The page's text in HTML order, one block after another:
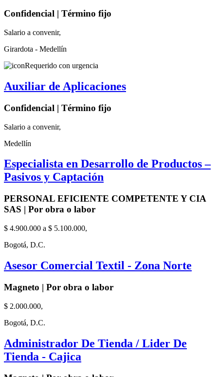
Confidencial | Término fijo
Salario a convenir,
Girardota - Medellín
Requerido con urgencia
Auxiliar de Aplicaciones
Confidencial | Término fijo
Salario a convenir,
Medellín
Especialista en Desarrollo de Productos –
Pasivos y Captación
PERSONAL EFICIENTE COMPETENTE Y CIA
SAS | Por obra o labor
$ 4.900.000 a $ 5.100.000,
Bogotá, D.C.
Asesor Comercial Textil - Zona Norte
Magneto | Por obra o labor
$ 2.000.000,
Bogotá, D.C.
Administrador De Tienda / Lider De
Tienda - Cajica